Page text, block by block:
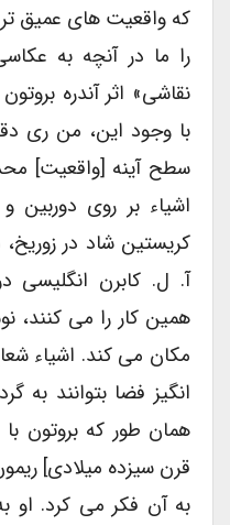
که واقعیت های عمیق تر
را ما در آنچه به
نقاشی» اثر آندره
با وجود این، من ری
سطح آینه [واقعیت]
اشیاء بر روی دوربین
کریستین شاد در زوریخ،
آ. ل. کابرن انگلیسی
همین کار را می کنند،
مکان می کند. اشیاء
انگیز فضا بتوانند به
همان طور که بروتون با
قرن سیزده میلادی]
به آن فکر می کرد. او